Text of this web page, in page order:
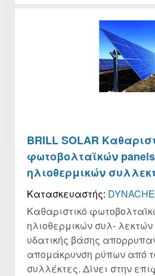
BRILL SOLAR
φωτοβολταϊκών
ηλιοθερμικών
Κατασκευαστής:
Καθαριστικό
ηλιοθερμικών συλ-
υδατικής βάσης
απομάκρυνση ρύπων από
συλλέκτες. Δίνει στην